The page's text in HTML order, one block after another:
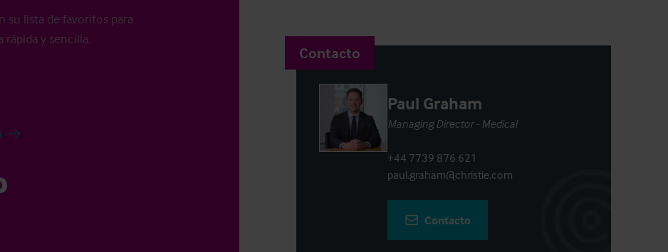
su lista de favoritos para
rápida y sencilla.
Contacto
Paul Graham
Managing Director - Medical
+44 7739 876 621
paul.graham@christie.com
Contacto